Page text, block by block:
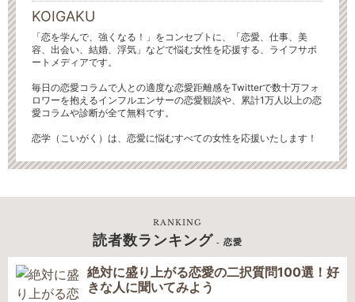
KOIGAKU
「恋を学んで、強くなる！」をコンセプトに、「恋愛、仕事、美
容、出会い、結婚、浮気」などで悩む女性を応援する、ライフサポ
ートメディアです。
毎日の恋愛コラムで人との適度な恋愛距離感をTwitterで数十万フォ
ロワーを抱えるインフルエンサーの恋愛観談や、累計1万人以上の恋
愛コラムや診断が全て無料です。
恋学（こいがく）は、恋愛に悩むすべての女性を応援いたします！
RANKING
読者数ランキング - 恋愛
絶対に盛り上がる恋愛の二択質問100選！好
きな人に聞いてみよう